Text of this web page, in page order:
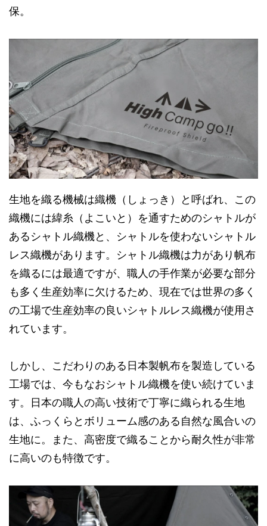
保。
生地を織る機械は織機（しょっき）と呼ばれ、この
織機には緯糸（よこいと）を通すためのシャトルが
あるシャトル織機と、シャトルを使わないシャトル
レス織機があります。シャトル織機は力があり帆布
を織るには最適ですが、職人の手作業が必要な部分
も多く生産効率に欠けるため、現在では世界の多く
の工場で生産効率の良いシャトルレス織機が使用さ
れています。
しかし、こだわりのある日本製帆布を製造している
工場では、今もなおシャトル織機を使い続けていま
す。日本の職人の高い技術で丁寧に織られる生地
は、ふっくらとボリューム感のある自然な風合いの
生地に。また、高密度で織ることから耐久性が非常
に高いのも特徴です。